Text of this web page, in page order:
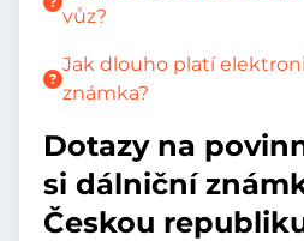
vůz?
Jak dlouho platí
známka?
Dotazy na
si dálniční
Českou